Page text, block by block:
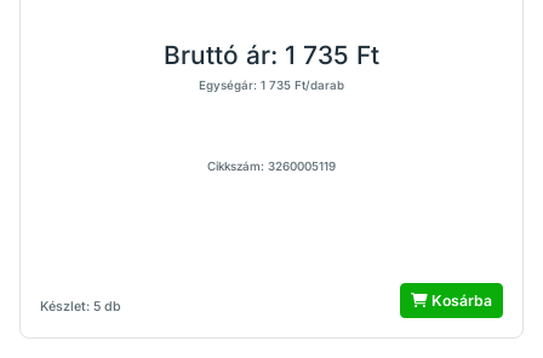
Készlet: 5 db
Bruttó ár: 1 735 Ft
Egységár: 1 735 Ft/darab
Cikkszám: 3260005119
Kosárba